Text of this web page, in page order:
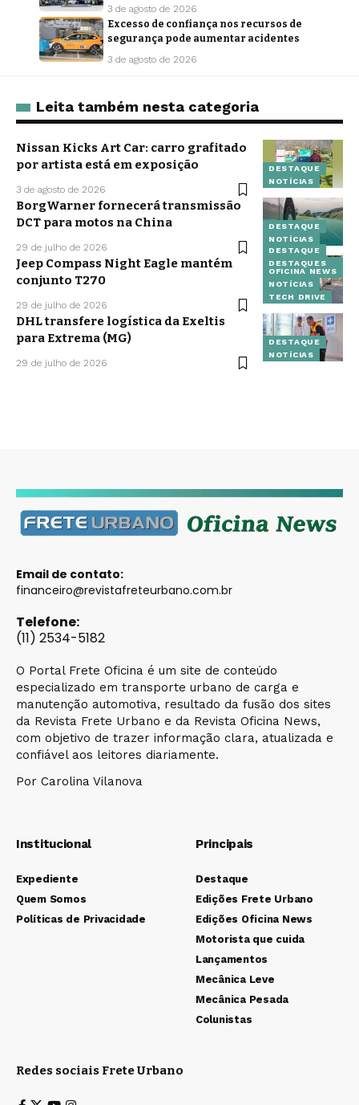
3 de agosto de 2026
Excesso de confiança nos recursos de
segurança pode aumentar acidentes
3 de agosto de 2026
Leita também nesta categoria
DESTAQUE
NOTÍCIAS
Nissan Kicks Art Car: carro grafitado
por artista está em exposição
3 de agosto de 2026
DESTAQUE
NOTÍCIAS
BorgWarner fornecerá transmissão
DCT para motos na China
29 de julho de 2026
DESTAQUE
DESTAQUES
OFICINA NEWS
NOTÍCIAS
TECH DRIVE
Jeep Compass Night Eagle mantém
conjunto T270
29 de julho de 2026
DESTAQUE
NOTÍCIAS
DHL transfere logística da Exeltis
para Extrema (MG)
29 de julho de 2026
Email de contato:
financeiro@revistafreteurbano.com.br
Telefone:
(11) 2534-5182
O Portal Frete Oficina é um site de conteúdo
especializado em transporte urbano de carga e
manutenção automotiva, resultado da fusão dos sites
da Revista Frete Urbano e da Revista Oficina News,
com objetivo de trazer informação clara, atualizada e
confiável aos leitores diariamente.
Por Carolina Vilanova
Institucional
Expediente
Quem Somos
Políticas de Privacidade
Principais
Destaque
Edições Frete Urbano
Edições Oficina News
Motorista que cuida
Lançamentos
Mecânica Leve
Mecânica Pesada
Colunistas
Redes sociais Frete Urbano